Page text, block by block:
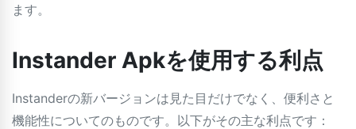
ます。
Instander Apkを使用する利点
Instanderの新バージョンは見た目だけでなく、便利さと
機能性についてのものです。以下がその主な利点です：